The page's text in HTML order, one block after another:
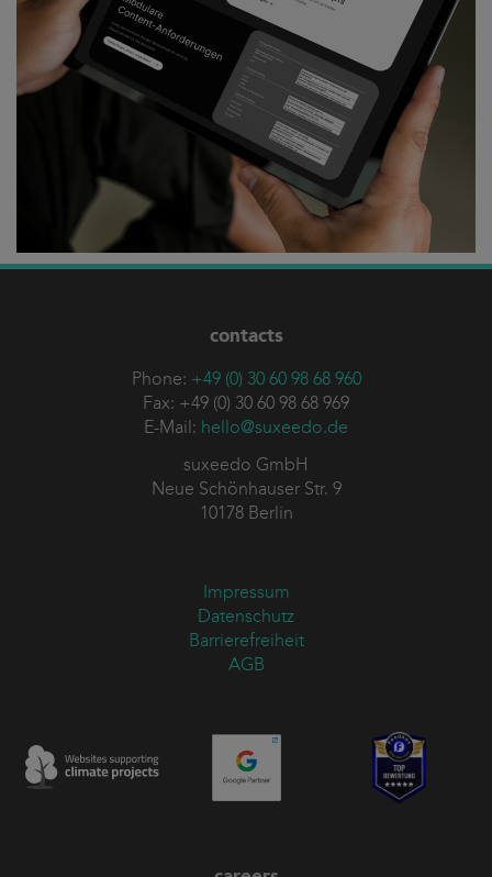
contacts
Phone: +49 (0) 30 60 98 68 960
Fax: +49 (0) 30 60 98 68 969
E-Mail: hello@suxeedo.de
suxeedo GmbH
Neue Schönhauser Str. 9
10178 Berlin
Impressum
Datenschutz
Barrierefreiheit
AGB